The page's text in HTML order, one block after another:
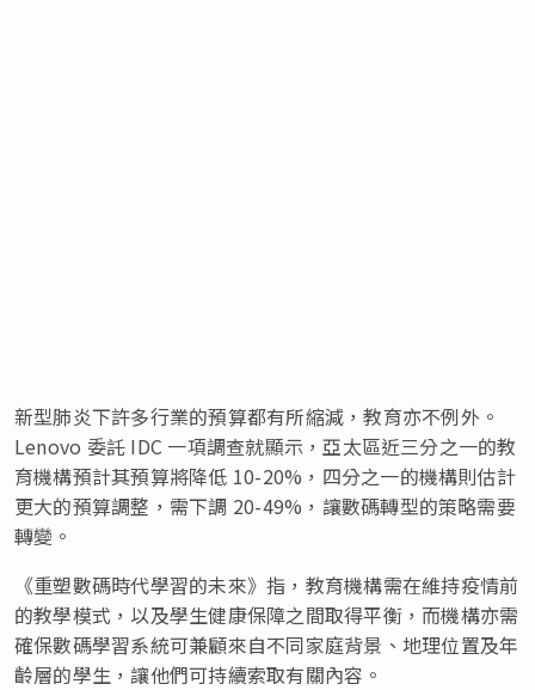
新型肺炎下許多行業的預算都有所縮減，教育亦不例外。
Lenovo 委託 IDC 一項調查就顯示，亞太區近三分之一的教
育機構預計其預算將降低 10-20%，四分之一的機構則估計
更大的預算調整，需下調 20-49%，讓數碼轉型的策略需要
轉變。
《重塑數碼時代學習的未來》指，教育機構需在維持疫情前
的教學模式，以及學生健康保障之間取得平衡，而機構亦需
確保數碼學習系統可兼顧來自不同家庭背景、地理位置及年
齡層的學生，讓他們可持續索取有關內容。